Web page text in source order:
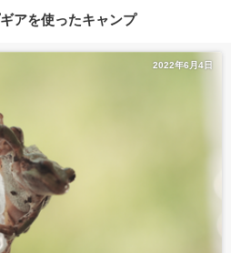
アを使ったキャンプ
2022年6月4日